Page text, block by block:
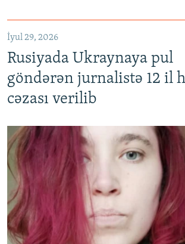
İyul 29, 2026
Rusiyada Ukraynaya pul
göndərən jurnalistə 12 il
cəzası verilib